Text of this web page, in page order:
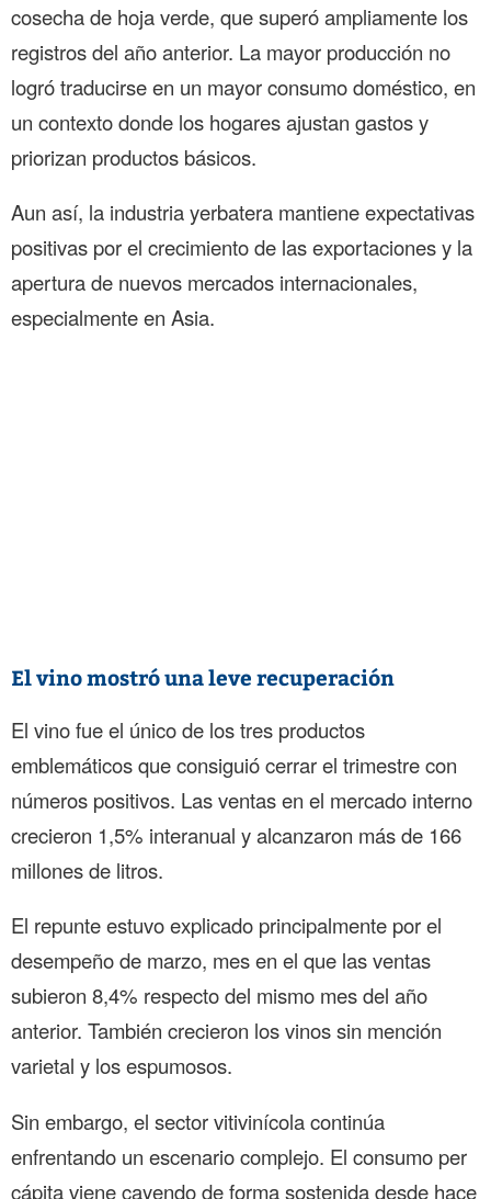
cosecha de hoja verde, que superó ampliamente los
registros del año anterior. La mayor producción no
logró traducirse en un mayor consumo doméstico, en
un contexto donde los hogares ajustan gastos y
priorizan productos básicos.
Aun así, la industria yerbatera mantiene expectativas
positivas por el crecimiento de las exportaciones y la
apertura de nuevos mercados internacionales,
especialmente en Asia.
El vino mostró una leve recuperación
El vino fue el único de los tres productos
emblemáticos que consiguió cerrar el trimestre con
números positivos. Las ventas en el mercado interno
crecieron 1,5% interanual y alcanzaron más de 166
millones de litros.
El repunte estuvo explicado principalmente por el
desempeño de marzo, mes en el que las ventas
subieron 8,4% respecto del mismo mes del año
anterior. También crecieron los vinos sin mención
varietal y los espumosos.
Sin embargo, el sector vitivinícola continúa
enfrentando un escenario complejo. El consumo per
cápita viene cayendo de forma sostenida desde hace